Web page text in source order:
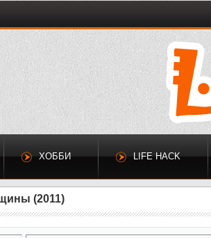
ХОББИ LIFE HACK
(2011)